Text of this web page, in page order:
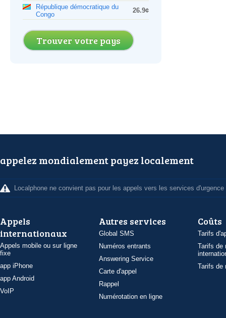
République démocratique du
Congo
26.9¢
Trouver votre pays
appelez mondialement payez localement
Localphone ne convient pas pour les appels vers les services d'urgence
Appels
internationaux
Appels mobile ou sur ligne
fixe
app iPhone
app Android
VoIP
Autres services
Global SMS
Numéros entrants
Answering Service
Carte d'appel
Rappel
Numérotation en ligne
Coûts
Tarifs
Tarifs de
Tarifs de